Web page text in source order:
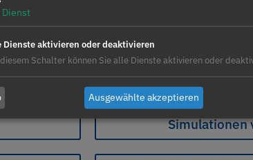
die Sie
Simulationen
Dienst
Dienste aktivieren oder deaktivieren
Schalter können Sie alle Dienste aktivieren oder
Ausgewählte akzeptieren